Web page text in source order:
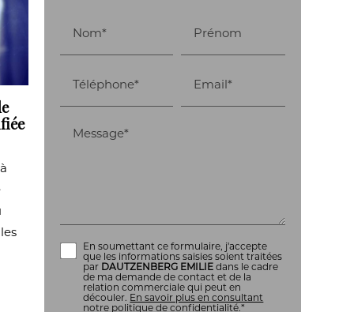
Nom* Prénom
Téléphone* Email*
Message*
En soumettant ce formulaire, j'accepte
que les informations saisies soient traitées
par DAUTZENBERG EMILIE dans le cadre
de ma demande de contact et de la
relation commerciale qui peut en
découler. En savoir plus en consultant
notre politique de confidentialité.*